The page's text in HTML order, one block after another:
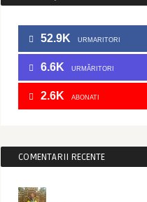
52.9K URMARITORI
6.6K URMĂRITORI
2.6K ABONATI
COMENTARII RECENTE